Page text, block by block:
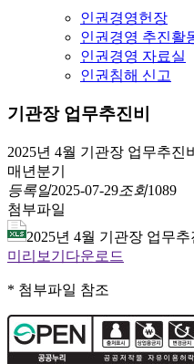
인권경영헌장
인권경영 추진활
인권경영 자료실
인권침해 신고
기관장 업무추진비
2025년 4월 기관장 업무추진비
매년 분기
등록일2025-07-29조회1089
첨부파일
2025년 4월 기관장 업무
미리보기 다운로드
* 첨부파일 참조